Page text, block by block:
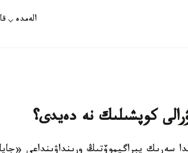
الەمدە
كوپشىلىك نە دەيدى؟